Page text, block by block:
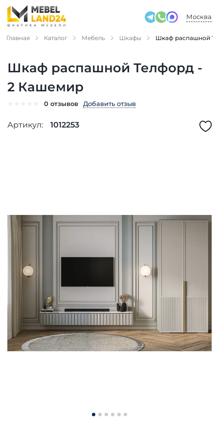
Москва
Главная Каталог Мебель Шкафы Шкаф распашной
Шкаф распашной Телфорд -
2 Кашемир
0 отзывов Добавить отзыв
Артикул: 1012253